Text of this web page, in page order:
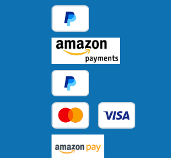
PayPal
Amazon Pay
Später Bezahlen
Kredit- oder Debitkarte